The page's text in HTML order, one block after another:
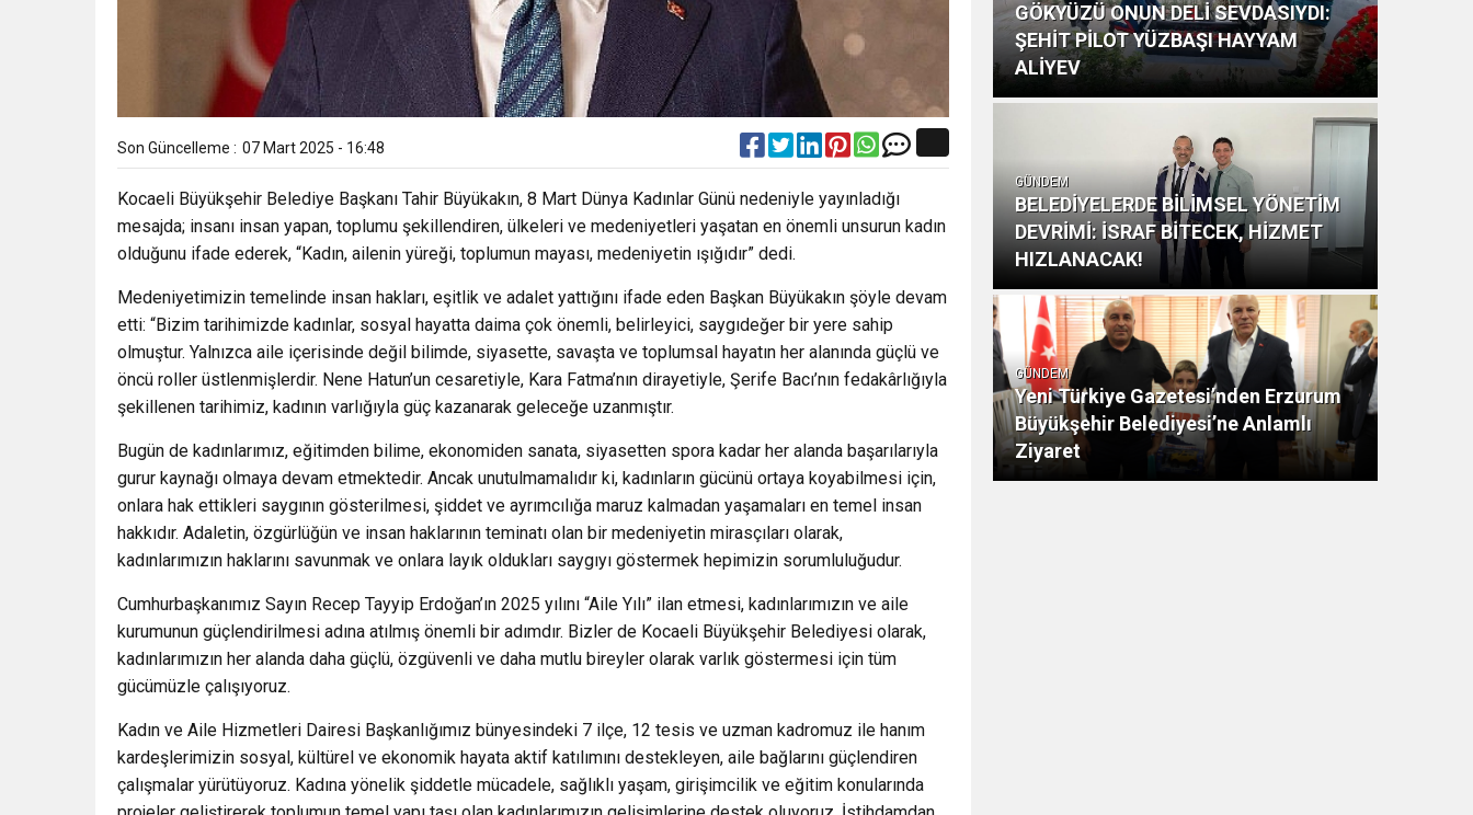
Son Güncelleme : 07 Mart 2025 - 16:48
Kocaeli Büyükşehir Belediye Başkanı Tahir Büyükakın, 8 Mart Dünya Kadınlar Günü nedeniyle yayınladığı
mesajda; insanı insan yapan, toplumu şekillendiren, ülkeleri ve medeniyetleri yaşatan en önemli unsurun kadın
olduğunu ifade ederek, “Kadın, ailenin yüreği, toplumun mayası, medeniyetin ışığıdır” dedi.
Medeniyetimizin temelinde insan hakları, eşitlik ve adalet yattığını ifade eden Başkan Büyükakın şöyle devam
etti: “Bizim tarihimizde kadınlar, sosyal hayatta daima çok önemli, belirleyici, saygıdeğer bir yere sahip
olmuştur. Yalnızca aile içerisinde değil bilimde, siyasette, savaşta ve toplumsal hayatın her alanında güçlü ve
öncü roller üstlenmişlerdir. Nene Hatun’un cesaretiyle, Kara Fatma’nın dirayetiyle, Şerife Bacı’nın fedakârlığıyla
şekillenen tarihimiz, kadının varlığıyla güç kazanarak geleceğe uzanmıştır.
Bugün de kadınlarımız, eğitimden bilime, ekonomiden sanata, siyasetten spora kadar her alanda başarılarıyla
gurur kaynağı olmaya devam etmektedir. Ancak unutulmamalıdır ki, kadınların gücünü ortaya koyabilmesi için,
onlara hak ettikleri saygının gösterilmesi, şiddet ve ayrımcılığa maruz kalmadan yaşamaları en temel insan
hakkıdır. Adaletin, özgürlüğün ve insan haklarının teminatı olan bir medeniyetin mirasçıları olarak,
kadınlarımızın haklarını savunmak ve onlara layık oldukları saygıyı göstermek hepimizin sorumluluğudur.
Cumhurbaşkanımız Sayın Recep Tayyip Erdoğan’ın 2025 yılını “Aile Yılı” ilan etmesi, kadınlarımızın ve aile
kurumunun güçlendirilmesi adına atılmış önemli bir adımdır. Bizler de Kocaeli Büyükşehir Belediyesi olarak,
kadınlarımızın her alanda daha güçlü, özgüvenli ve daha mutlu bireyler olarak varlık göstermesi için tüm
gücümüzle çalışıyoruz.
Kadın ve Aile Hizmetleri Dairesi Başkanlığımız bünyesindeki 7 ilçe, 12 tesis ve uzman kadromuz ile hanım
kardeşlerimizin sosyal, kültürel ve ekonomik hayata aktif katılımını destekleyen, aile bağlarını güçlendiren
çalışmalar yürütüyoruz. Kadına yönelik şiddetle mücadele, sağlıklı yaşam, girişimcilik ve eğitim konularında
GÖKYÜZÜ ONUN DELİ SEVDASIYDI:
ŞEHİT PİLOT YÜZBAŞI HAYYAM
ALİYEV
GÜNDEM
BELEDİYELERDE BİLİMSEL YÖNETİM
DEVRİMİ: İSRAF BİTECEK, HİZMET
HIZLANACAK!
GÜNDEM
Yeni Türkiye Gazetesi’nden Erzurum
Büyükşehir Belediyesi’ne Anlamlı
Ziyaret